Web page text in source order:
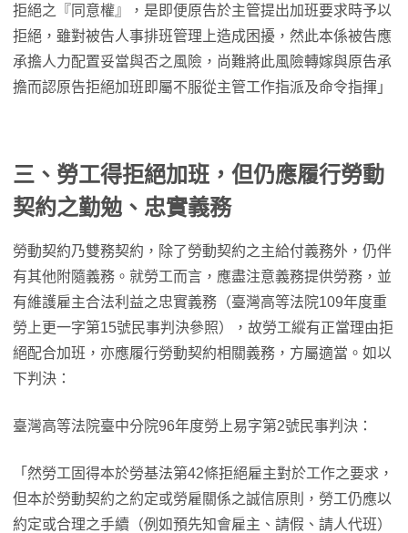
拒絕之『同意權』，是即便原告於主管提出加班要求時予以
拒絕，雖對被告人事排班管理上造成困擾，然此本係被告應
承擔人力配置妥當與否之風險，尚難將此風險轉嫁與原告承
擔而認原告拒絕加班即屬不服從主管工作指派及命令指揮」
三、勞工得拒絕加班，但仍應履行勞動
契約之勤勉、忠實義務
勞動契約乃雙務契約，除了勞動契約之主給付義務外，仍伴
有其他附隨義務。就勞工而言，應盡注意義務提供勞務，並
有維護雇主合法利益之忠實義務（臺灣高等法院109年度重
勞上更一字第15號民事判決參照），故勞工縱有正當理由拒
絕配合加班，亦應履行勞動契約相關義務，方屬適當。如以
下判決：
臺灣高等法院臺中分院96年度勞上易字第2號民事判決：
「然勞工固得本於勞基法第42條拒絕雇主對於工作之要求，
但本於勞動契約之約定或勞雇關係之誠信原則，勞工仍應以
約定或合理之手續（例如預先知會雇主、請假、請人代班）